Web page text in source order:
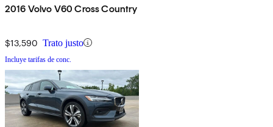
2016 Volvo V60 Cross Country
$13,590 Trato justo
Incluye tarifas de conc.